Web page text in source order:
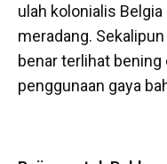
ulah kolonialis
meradang.
benar terlihat
penggunaan gaya